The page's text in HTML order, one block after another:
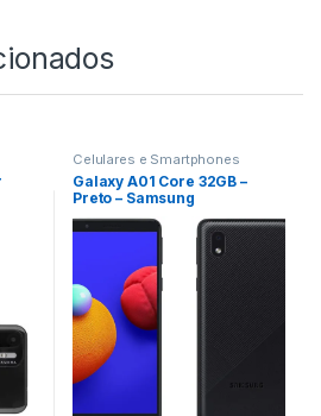
Celulares e Smartphones
Galaxy A01 Core 32GB –
Preto – Samsung